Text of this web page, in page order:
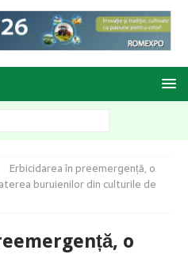
Erbicidarea în preemergență, o
buruienilor din culturile de
o